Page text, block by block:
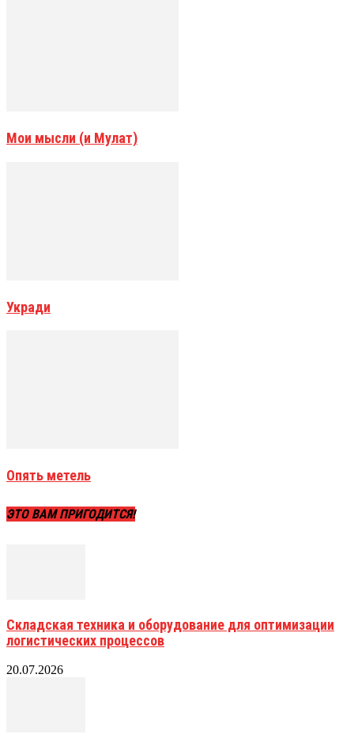
Мои мысли (и Мулат)
Укради
Опять метель
ЭТО ВАМ ПРИГОДИТСЯ!
Складская техника и оборудование для оптимизации
логистических процессов
20.07.2026